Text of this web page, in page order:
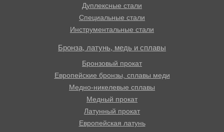
Дуплексные стали
Специальные стали
Инструментальные стали
Бронза, латунь, медь и сплавы
Бронзовый прокат
Европейские бронзы, сплавы меди
Медно-никелевые сплавы
Медный прокат
Латунный прокат
Европейская латунь